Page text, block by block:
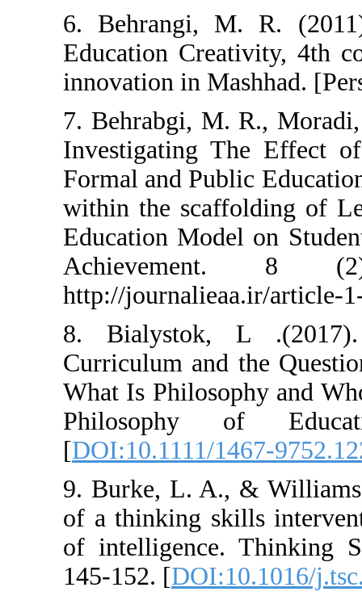
6. Behrangi,
Education
innovation in
7. Behrabgi,
Investigating
Formal and
within the
Education
http://
8. Bialystok,
Curriculum
What Is
[DOI:10.1111/
9. Burke, L.
of a thinking
of
145-152. [